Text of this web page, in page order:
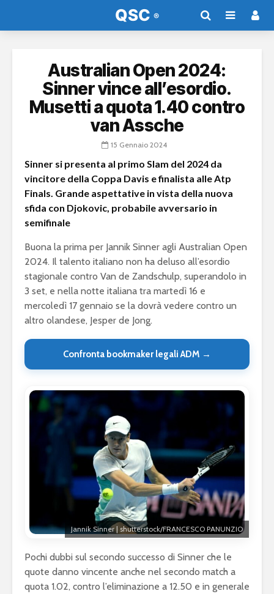
Australian Open 2024:
Sinner vince all’esordio.
Musetti a quota 1.40 contro
van Assche
15 Gennaio 2024
Sinner si presenta al primo Slam del 2024 da
vincitore della Coppa Davis e finalista alle Atp
Finals. Grande aspettative in vista della nuova
sfida con Djokovic, probabile avversario in
semifinale
Buona la prima per Jannik Sinner agli Australian Open
2024. Il talento italiano non ha deluso all’esordio
stagionale contro Van de Zandschulp, superandolo in
3 set, e nella notte italiana tra martedì 16 e
mercoledì 17 gennaio se la dovrà vedere contro un
altro olandese, Jesper de Jong.
Confronta bookmaker legali ADM →
Jannik Sinner | shutterstock/FRANCESCO PANUNZIO
Pochi dubbi sul secondo successo di Sinner che le
quote danno vincente anche nel secondo match a
quota 1.02, contro l’eliminazione a 12.50 e in generale